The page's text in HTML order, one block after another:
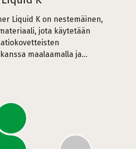
Liquid K on nestemäinen,
jota käytetään
maalaamalla ja...